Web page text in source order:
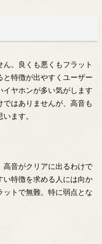
。良くも悪くもフラット
特徴が出やすくユーザー
ヤホンが多い気がします
はありませんが、高音も
ます。
高音がクリアに出るわけで
い特徴を求める人には向か
トで無難。特に弱点とな